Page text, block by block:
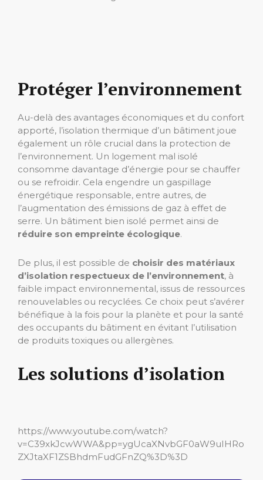
Protéger l’environnement
Au-delà des avantages économiques et du confort
apporté, l’isolation thermique d’un bâtiment joue
également un rôle crucial dans la protection de
l’environnement. Un logement mal isolé
consomme davantage d’énergie pour se chauffer
ou se refroidir. Cela engendre un gaspillage
énergétique responsable, entre autres, de
l’augmentation des émissions de gaz à effet de
serre. Un bâtiment bien isolé permet ainsi de
réduire son empreinte écologique.
De plus, il est possible de choisir des matériaux
d’isolation respectueux de l’environnement, à
faible impact environnemental, issus de ressources
renouvelables ou recyclées. Ce choix peut s’avérer
bénéfique à la fois pour la planète et pour la santé
des occupants du bâtiment en évitant l’utilisation
de produits toxiques ou allergènes.
Les solutions d’isolation
https://www.youtube.com/watch?
v=C39xkJcwWWA&pp=ygUcaXNvbGF0aW9uIHRo
ZXJtaXF1ZSBhdmFudGFnZQ%3D%3D